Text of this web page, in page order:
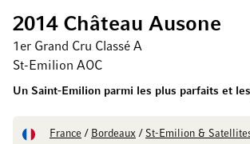
2014 Château Ausone
1er Grand Cru Classé A
St-Emilion AOC
Un Saint-Emilion parmi les plus parfaits et
France / Bordeaux / St-Emilion &